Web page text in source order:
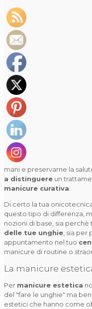
mani e preservarne la
a distinguere un
manicure curativa:
Di certo la tua
questo tipo di differenza,
nozioni di base, sia
delle tue unghie , sia
appuntamento nel tuo
manicure di routine o
La manicure
Per manicure estetica
del "fare le unghie" ma
estetici che hanno come